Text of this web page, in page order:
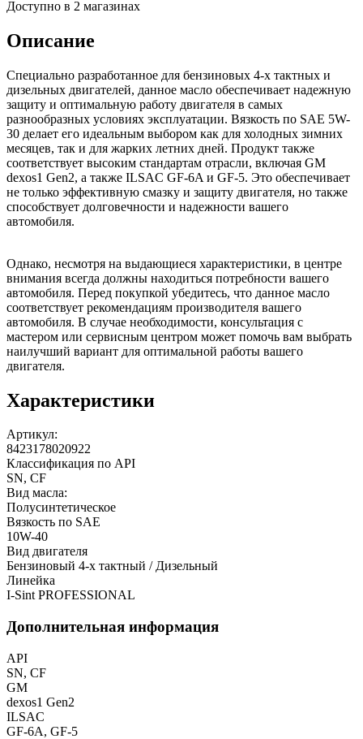
Доступно в 2 магазинах
Описание
Специально разработанное для бензиновых 4-х тактных и
дизельных двигателей, данное масло обеспечивает надежную
защиту и оптимальную работу двигателя в самых
разнообразных условиях эксплуатации. Вязкость по SAE 5W-
30 делает его идеальным выбором как для холодных зимних
месяцев, так и для жарких летних дней. Продукт также
соответствует высоким стандартам отрасли, включая GM
dexos1 Gen2, а также ILSAC GF-6A и GF-5. Это обеспечивает
не только эффективную смазку и защиту двигателя, но также
способствует долговечности и надежности вашего
автомобиля.
Однако, несмотря на выдающиеся характеристики, в центре
внимания всегда должны находиться потребности вашего
автомобиля. Перед покупкой убедитесь, что данное масло
соответствует рекомендациям производителя вашего
автомобиля. В случае необходимости, консультация с
мастером или сервисным центром может помочь вам выбрать
наилучший вариант для оптимальной работы вашего
двигателя.
Характеристики
Артикул:
8423178020922
Классификация по API
SN, CF
Вид масла:
Полусинтетическое
Вязкость по SAE
10W-40
Вид двигателя
Бензиновый 4-х тактный / Дизельный
Линейка
I-Sint PROFESSIONAL
Дополнительная информация
API
SN, CF
GM
dexos1 Gen2
ILSAC
GF-6A, GF-5